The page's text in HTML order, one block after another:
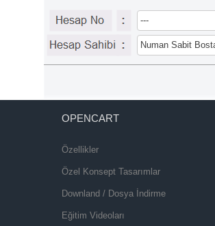
OPENCART
Özellikler
Özel Konsept Tasarımlar
Downland / Dosya İndirme
Eğitim Videoları